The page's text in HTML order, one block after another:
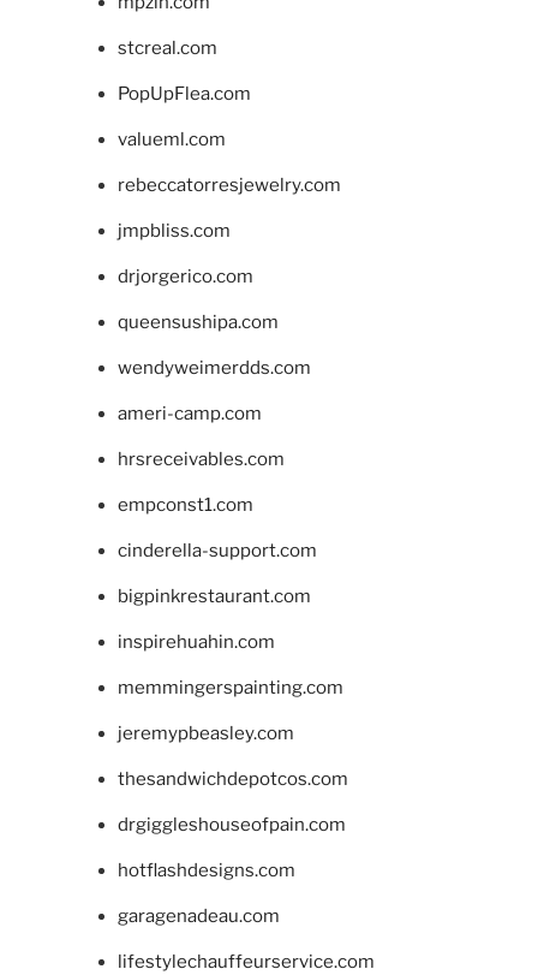
stcreal.com
PopUpFlea.com
valueml.com
rebeccatorresjewelry.com
jmpbliss.com
drjorgerico.com
queensushipa.com
wendyweimerdds.com
ameri-camp.com
hrsreceivables.com
empconst1.com
cinderella-support.com
bigpinkrestaurant.com
inspirehuahin.com
memmingerspainting.com
jeremypbeasley.com
thesandwichdepotcos.com
drgiggleshouseofpain.com
hotflashdesigns.com
garagenadeau.com
lifestylechauffeurservice.com